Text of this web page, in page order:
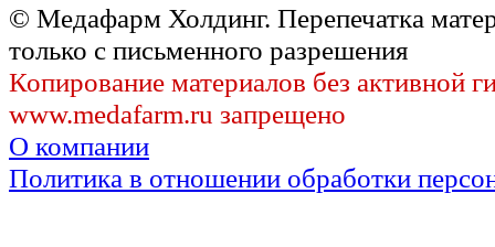
© Медафарм Холдинг. Перепечатка
только с письменного разрешения
Копирование материалов без активной
www.medafarm.ru запрещено
О компании
Политика в отношении обработки